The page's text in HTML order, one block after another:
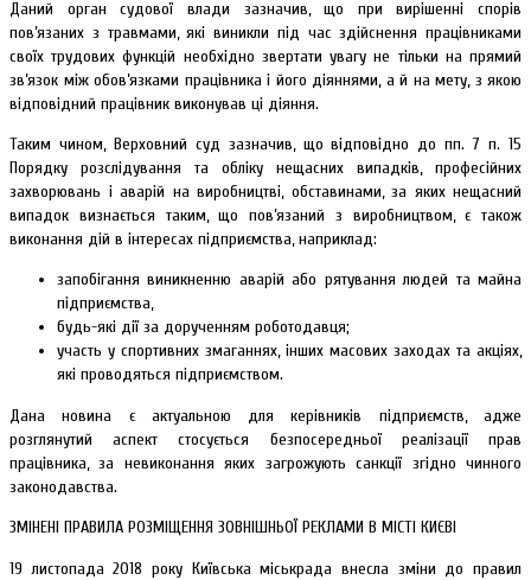
Даний орган судової влади зазначив, що при вирішенні спорів
пов’язаних з травмами, які виникли під час здійснення працівниками
своїх трудових функцій необхідно звертати увагу не тільки на прямий
зв’язок між обов’язками працівника і його діяннями, а й на мету, з якою
відповідний працівник виконував ці діяння.
Таким чином, Верховний суд зазначив, що відповідно до пп. 7 п. 15
Порядку розслідування та обліку нещасних випадків, професійних
захворювань і аварій на виробництві, обставинами, за яких нещасний
випадок визнається таким, що пов’язаний з виробництвом, є також
виконання дій в інтересах підприємства, наприклад:
запобігання виникненню аварій або рятування людей та майна
підприємства,
будь-які дії за дорученням роботодавця;
участь у спортивних змаганнях, інших масових заходах та акціях,
які проводяться підприємством.
Дана новина є актуальною для керівників підприємств, адже
розглянутий аспект стосується безпосередньої реалізації прав
працівника, за невиконання яких загрожують санкції згідно чинного
законодавства.
ЗМІНЕНІ ПРАВИЛА РОЗМІЩЕННЯ ЗОВНІШНЬОЇ РЕКЛАМИ В МІСТІ КИЄВІ
19 листопада 2018 року Київська міськрада внесла зміни до правил